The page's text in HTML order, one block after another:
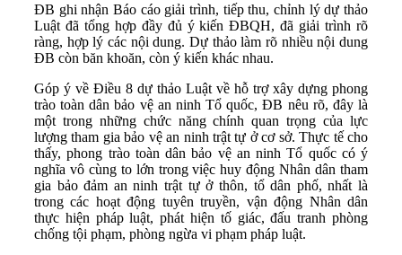
ĐB ghi nhận Báo cáo giải trình, tiếp thu, chỉnh lý dự thảo
Luật đã tổng hợp đầy đủ ý kiến ĐBQH, đã giải trình rõ
ràng, hợp lý các nội dung. Dự thảo làm rõ nhiều nội dung
ĐB còn băn khoăn, còn ý kiến khác nhau.
Góp ý về Điều 8 dự thảo Luật về hỗ trợ xây dựng phong
trào toàn dân bảo vệ an ninh Tổ quốc, ĐB nêu rõ, đây là
một trong những chức năng chính quan trọng của lực
lượng tham gia bảo vệ an ninh trật tự ở cơ sở. Thực tế cho
thấy, phong trào toàn dân bảo vệ an ninh Tổ quốc có ý
nghĩa vô cùng to lớn trong việc huy động Nhân dân tham
gia bảo đảm an ninh trật tự ở thôn, tổ dân phố, nhất là
trong các hoạt động tuyên truyền, vận động Nhân dân
thực hiện pháp luật, phát hiện tố giác, đấu tranh phòng
chống tội phạm, phòng ngừa vi phạm pháp luật.